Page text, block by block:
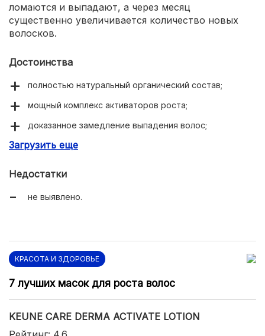
ломаются и выпадают, а через месяц
существенно увеличивается количество новых
волосков.
Достоинства
полностью натуральный органический состав;
мощный комплекс активаторов роста;
доказанное замедление выпадения волос;
приятный аромат мяты и чайного дерева;
применения;
Загрузить еще
Недостатки
не выявлено.
КРАСОТА И ЗДОРОВЬЕ
7 лучших масок для роста волос
KEUNE CARE DERMA ACTIVATE LOTION